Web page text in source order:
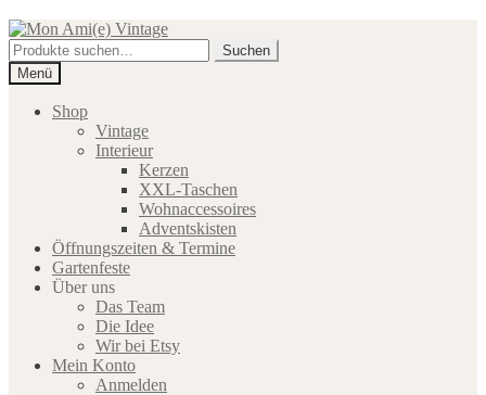
Zur
Navigation
springen
Zum
Inhalt
springen
Suche
nach:
Suchen
Menü
Shop
Vintage
Interieur
Kerzen
XXL-Taschen
Wohnaccessoires
Adventskisten
Öffnungszeiten & Termine
Gartenfeste
Über uns
Das Team
Die Idee
Wir bei Etsy
Mein Konto
Anmelden